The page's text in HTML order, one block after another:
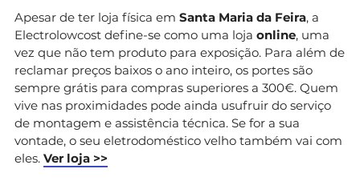
Apesar de ter loja física em Santa Maria da Feira, a
Electrolowcost define-se como uma loja online, uma
vez que não tem produto para exposição. Para além de
reclamar preços baixos o ano inteiro, os portes são
sempre grátis para compras superiores a 300€. Quem
vive nas proximidades pode ainda usufruir do serviço
de montagem e assistência técnica. Se for a sua
vontade, o seu eletrodoméstico velho também vai com
eles. Ver loja >>